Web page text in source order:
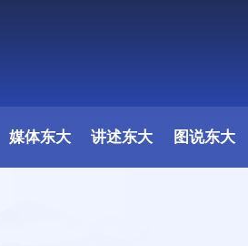
媒体东大 讲述东大 图说东大